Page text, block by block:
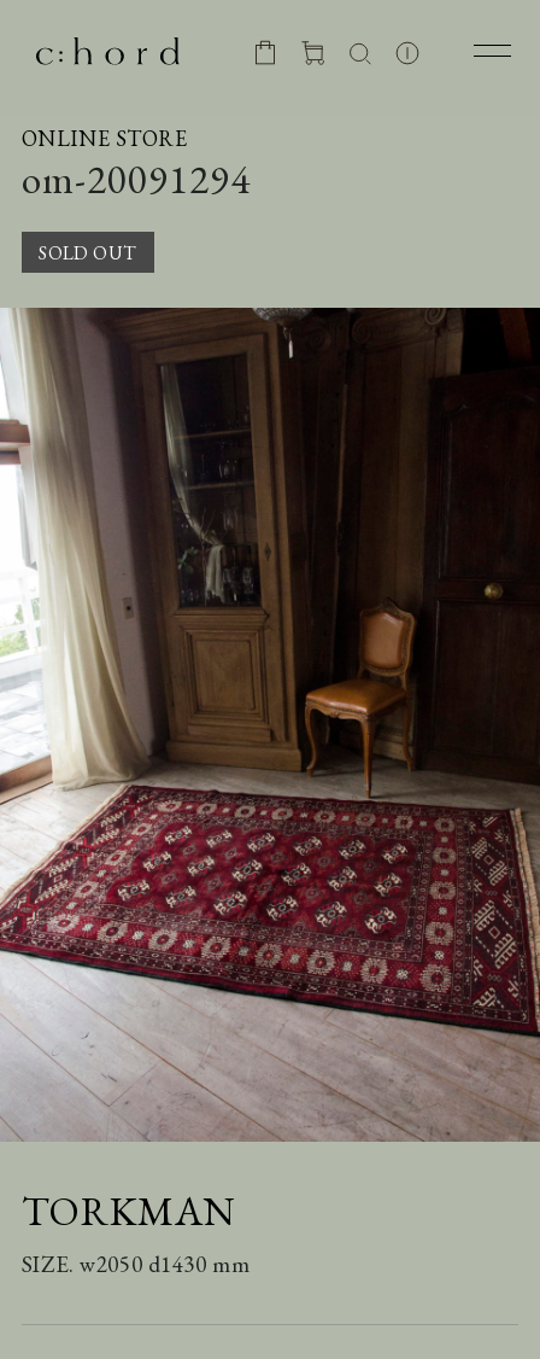
ONLINE STORE
om-20091294
TORKMAN
SIZE. w2050 d1430 mm